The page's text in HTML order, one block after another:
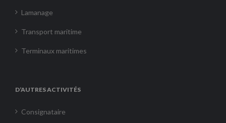
Lamanage
Transport maritime
Terminaux maritimes
D’AUTRES ACTIVITÉS
Consignataire